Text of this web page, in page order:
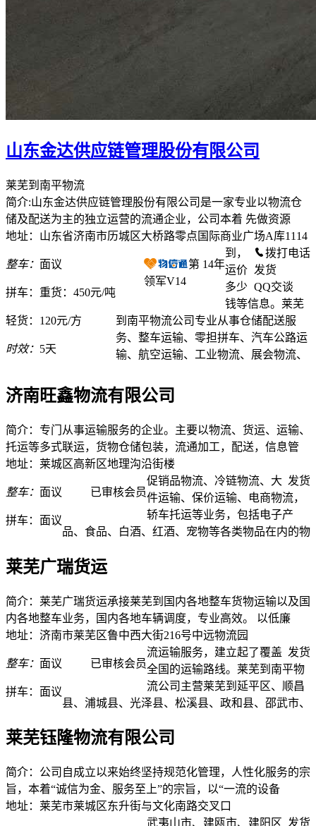
山东金达供应链管理股份有限公司
莱芜到南平物流
简介:山东金达供应链管理股份有限公司是一家专业以物流仓
储及配送为主的独立运营的流通企业，公司本着 先做资源
地址：山东省济南市历城区大桥路零点国际商业广场A库1114
整车： 面议
拼车： 重货：450元/吨
轻货： 120元/方
时效： 5天
第 14年
领军V14
拨打电话
发货
QQ交谈
济南旺鑫物流有限公司
简介：专门从事运输服务的企业。主要以物流、货运、运输、
托运等多式联运，货物仓储包装，流通加工，配送，信息管
地址：莱城区高新区地理沟沿街楼
整车： 面议
拼车： 面议
已审核会员
发货
莱芜广瑞货运
简介：莱芜广瑞货运承接莱芜到国内各地整车货物运输以及国
内各地整车业务，国内各地车辆调度，专业高效。 以低廉
地址：济南市莱芜区鲁中西大街216号中远物流园
整车： 面议
拼车： 面议
已审核会员
发货
莱芜钰隆物流有限公司
简介：公司自成立以来始终坚持规范化管理，人性化服务的宗
旨，本着“诚信为金、服务至上”的宗旨，以“一流的设备
地址：莱芜市莱城区东升街与文化南路交叉口
发货
到，
运价
多少
钱等信息。莱芜
到南平物流公司专业从事仓储配送服
务、整车运输、零担拼车、汽车公路运
输、航空运输、工业物流、展会物流、
促销品物流、冷链物流、大
件运输、保价运输、电商物流，
轿车托运等业务，包括电子产
品、食品、白酒、红酒、宠物等各类物品在内的物
流运输服务，建立起了覆盖
全国的运输路线。莱芜到南平物
流公司主营莱芜到延平区、顺昌
县、浦城县、光泽县、松溪县、政和县、邵武市、
武夷山市、建瓯市、建阳区